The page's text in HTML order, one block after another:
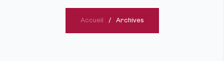
Accueil Archives